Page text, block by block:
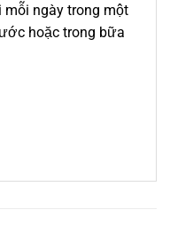
mỗi ngày trong một
hoặc trong bữa